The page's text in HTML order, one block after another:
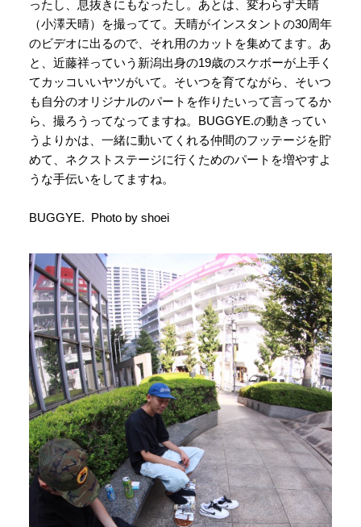
ったし、息抜きにもなったし。あとは、変わらず天晴
（小澤天晴）を撮ってて。天晴がインスタントの30周年
のビデオに出るので、それ用のカットを集めてます。あ
と、近藤祥っていう新潟出身の19歳のスケボーが上手く
てカッコいいヤツがいて。そいつを育てながら、そいつ
も自分のオリジナルのパートを作りたいって言ってるか
ら、撮ろうってなってますね。BUGGYE.の動きってい
うよりかは、一緒に動いてくれる仲間のフッテージを貯
めて、ネクストステージに行くためのパートを増やすよ
うな手伝いをしてますね。
BUGGYE. Photo by shoei